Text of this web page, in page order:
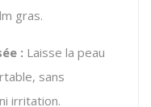
gras.
: Laisse la peau
sans
irritation.